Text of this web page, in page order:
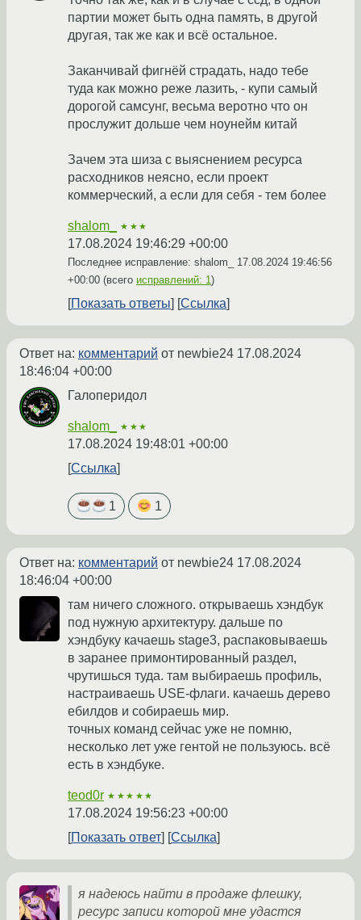
партии может быть одна память, в другой
другая, так же как и всё остальное.
Заканчивай фигнёй страдать, надо тебе
туда как можно реже лазить, - купи самый
дорогой самсунг, весьма веротно что он
прослужит дольше чем ноунейм китай
Зачем эта шиза с выяснением ресурса
расходников неясно, если проект
коммерческий, а если для себя - тем более
shalom_ ★★★
17.08.2024 19:46:29 +00:00
Последнее исправление: shalom_ 17.08.2024 19:46:56
+00:00 (всего исправлений: 1)
Показать ответы Ссылка
Ответ на: комментарий от newbie24 17.08.2024
18:46:04 +00:00
Галоперидол
shalom_ ★★★
17.08.2024 19:48:01 +00:00
Ссылка
1 1
Ответ на: комментарий от newbie24 17.08.2024
18:46:04 +00:00
там ничего сложного. открываешь хэндбук
под нужную архитектуру. дальше по
хэндбуку качаешь stage3, распаковываешь
в заранее примонтированный раздел,
чрутишься туда. там выбираешь профиль,
настраиваешь USE-флаги. качаешь дерево
ебилдов и собираешь мир.
точных команд сейчас уже не помню,
несколько лет уже гентой не пользуюсь. всё
есть в хэндбуке.
teod0r ★★★★★
17.08.2024 19:56:23 +00:00
Показать ответ
Ссылка
я надеюсь найти в продаже флешку,
ресурс записи которой мне удастся